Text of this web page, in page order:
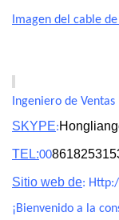
Imagen del cable
Ingeniero de Ventas
SKYPE:
TEL:00
Sitio web de:
¡Bienvenido a la